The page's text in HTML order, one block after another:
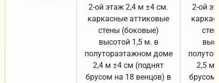
2-ой этаж 2,4 м ±4 см.
каркасные аттиковые
стены (боковые)
высотой 1,5 м. в
полутораэтажном доме
2,4 м ±4 см (поднят
брусом на 18 венцов) в
2-ой
2,5 м
брусом